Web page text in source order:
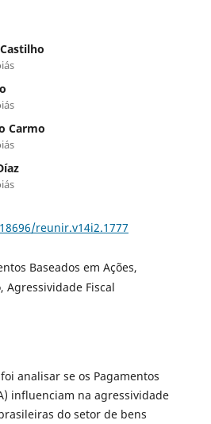
Carmo
reunir.v14i2.1777
Baseados em Ações,
Agressividade Fiscal
analisar se os Pagamentos
influenciam na agressividade
do setor de bens